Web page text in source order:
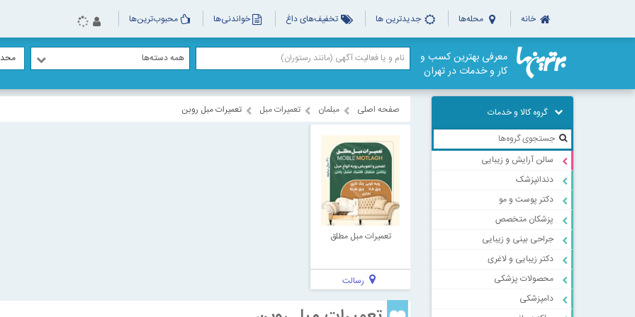
خانه محله‌ها جدیدترین ها تخفیف‌های داغ خواندنی‌ها محبوب‌ترین‌ها
معرفی بهترین کسب و
کار و خدمات در تهران
همه دسته‌ها
گروه کالا و خدمات
سالن آرایش و زیبایی
دندانپزشک
دکتر پوست و مو
پزشکان متخصص
جراحی بینی و زیبایی
دکتر زیبایی و لاغری
محصولات پزشکی
دامپزشکی
صفحه اصلی مبلمان تعمیرات مبل تعمیرات مبل روبن
تعمیرات مبل مطلق
رسالت